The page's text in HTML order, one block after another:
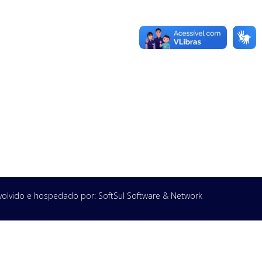
e hospedado por: SoftSul Software & Network